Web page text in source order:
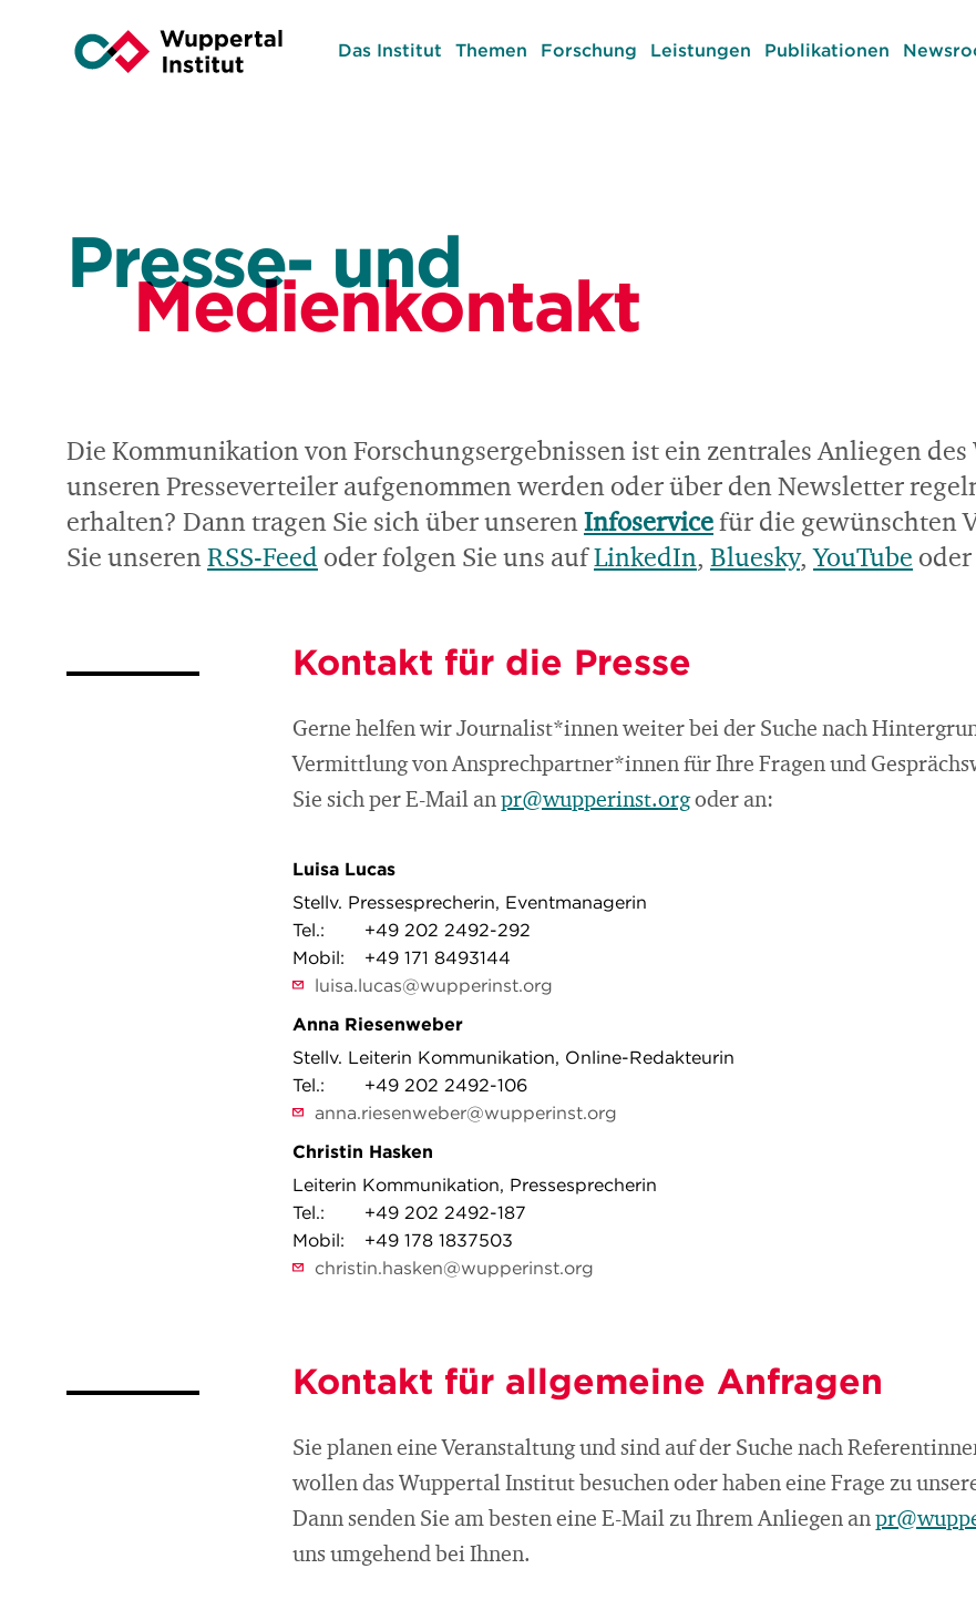
Das Institut Themen Forschung Leistungen Publikationen
Presse- und
Medienkontakt
Die Kommunikation von Forschungsergebnissen ist ein zentrales Anliegen
unseren Presseverteiler aufgenommen werden oder über den Newsletter
erhalten? Dann tragen Sie sich über unseren Infoservice für die gewünschten
Sie unseren RSS-Feed oder folgen Sie uns aufLinkedIn, Bluesky,YouTube oder
Kontakt für die Presse
Gerne helfen wir Journalist*innen weiter bei der Suche nach
Vermittlung von Ansprechpartner*innen für Ihre Fragen und
Sie sich per E-Mail an pr@wupperinst.orgoder an:
Luisa Lucas
Stellv. Pressesprecherin, Eventmanagerin
Tel.:
+49 202 2492-292
Mobil:
+49 171 8493144
luisa.lucas@wupperinst.org
Anna Riesenweber
Stellv. Leiterin Kommunikation, Online-Redakteurin
Tel.:
+49 202 2492-106
anna.riesenweber@wupperinst.org
Christin Hasken
Leiterin Kommunikation, Pressesprecherin
Tel.:
+49 202 2492-187
Mobil:
+49 178 1837503
christin.hasken@wupperinst.org
Kontakt für allgemeine Anfragen
Sie planen eine Veranstaltung und sind auf der Suche nach
wollen das Wuppertal Institut besuchen oder haben eine Frage zu
Dann senden Sie am besten eine E-Mail zu Ihrem Anliegen an
uns umgehend bei Ihnen.